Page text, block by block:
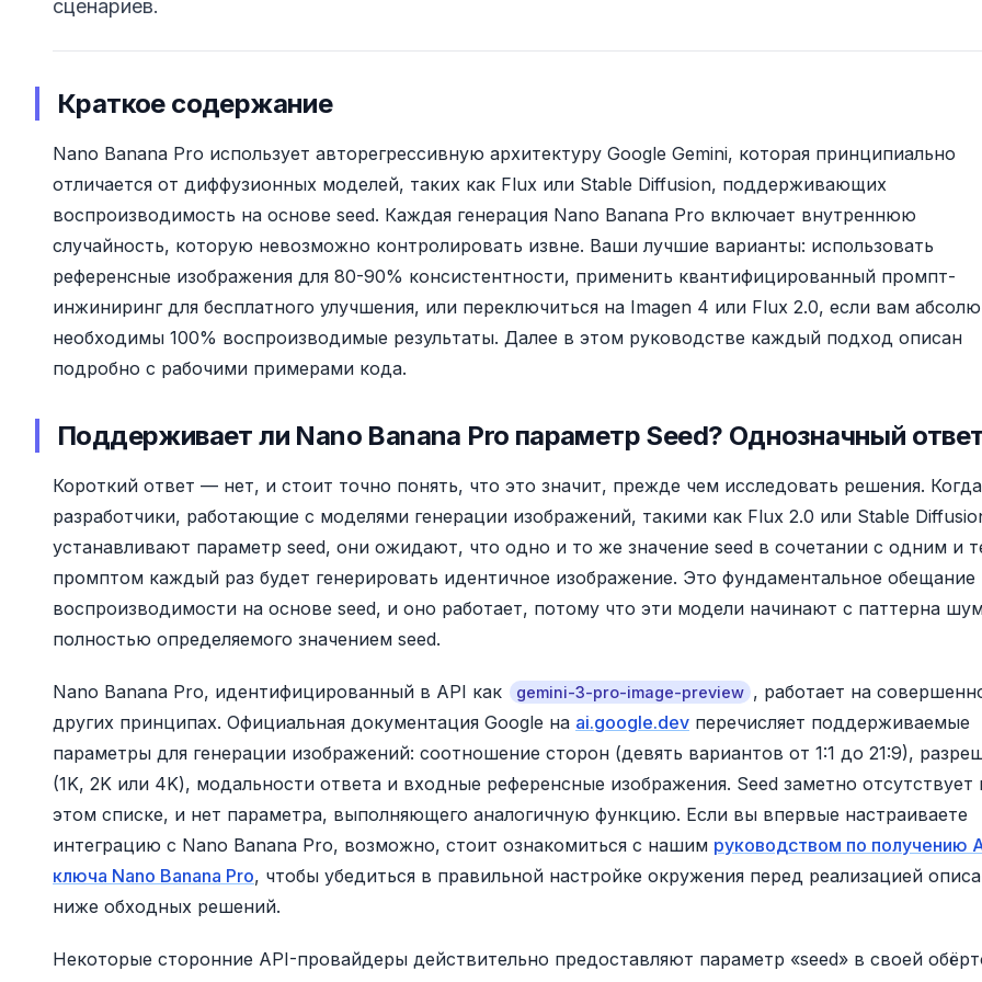
сценариев.
Краткое содержание
Nano Banana Pro использует авторегрессивную архитектуру Google Gemini, которая принципиально
отличается от диффузионных моделей, таких как Flux или Stable Diffusion, поддерживающих
воспроизводимость на основе seed. Каждая генерация Nano Banana Pro включает внутреннюю
случайность, которую невозможно контролировать извне. Ваши лучшие варианты: использовать
референсные изображения для 80-90% консистентности, применить квантифицированный промпт-
инжиниринг для бесплатного улучшения, или переключиться на Imagen 4 или Flux 2.0, если вам
необходимы 100% воспроизводимые результаты. Далее в этом руководстве каждый подход описан
подробно с рабочими примерами кода.
Поддерживает ли Nano Banana Pro параметр Seed? Однозначный
Короткий ответ — нет, и стоит точно понять, что это значит, прежде чем исследовать решения. Когда
разработчики, работающие с моделями генерации изображений, такими как Flux 2.0 или Stable
устанавливают параметр seed, они ожидают, что одно и то же значение seed в сочетании с одним и
промптом каждый раз будет генерировать идентичное изображение. Это фундаментальное обещание
воспроизводимости на основе seed, и оно работает, потому что эти модели начинают с паттерна
полностью определяемого значением seed.
Nano Banana Pro, идентифицированный в API как gemini-3-pro-image-preview , работает на
других принципах. Официальная документация Google на ai.google.dev перечисляет поддерживаемые
параметры для генерации изображений: соотношение сторон (девять вариантов от 1:1 до 21:9),
(1K, 2K или 4K), модальности ответа и входные референсные изображения. Seed заметно отсутствует
этом списке, и нет параметра, выполняющего аналогичную функцию. Если вы впервые настраиваете
интеграцию с Nano Banana Pro, возможно, стоит ознакомиться с нашим руководством по получению
ключа Nano Banana Pro, чтобы убедиться в правильной настройке окружения перед реализацией
ниже обходных решений.
Некоторые сторонние API-провайдеры действительно предоставляют параметр «seed» в своей